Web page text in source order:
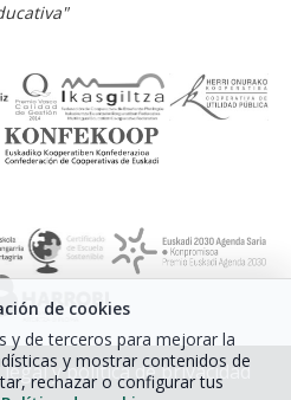
legal y política de privacidad
de cookies
y de terceros para mejorar la
y mostrar contenidos de
rechazar o configurar tus